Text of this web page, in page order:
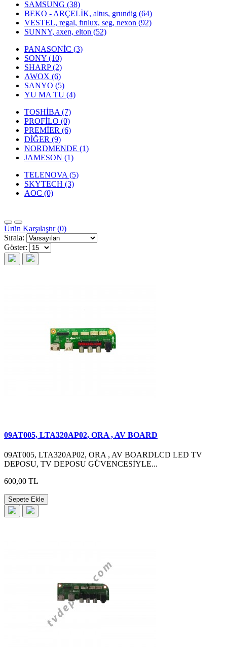
SAMSUNG (38)
BEKO - ARÇELİK, altus, grundig (64)
VESTEL, regal, fınlux, seg, nexon (92)
SUNNY, axen, elton (52)
PANASONİC (3)
SONY (10)
SHARP (2)
AWOX (6)
SANYO (5)
YU MA TU (4)
TOSHİBA (7)
PROFİLO (0)
PREMİER (6)
DİĞER (9)
NORDMENDE (1)
JAMESON (1)
TELENOVA (5)
SKYTECH (3)
AOC (0)
Ürün Karşılaştır (0)
Sırala:
Göster:
09AT005, LTA320AP02, ORA , AV BOARD
09AT005, LTA320AP02, ORA , AV BOARDLCD LED TV
DEPOSU, TV DEPOSU GÜVENCESİYLE...
600,00 TL
Sepete Ekle